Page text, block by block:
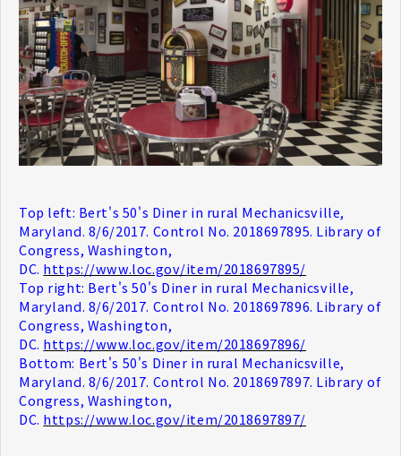
Top left: Bert's 50's Diner in rural Mechanicsville,
Maryland. 8/6/2017. Control No. 2018697895. Library of
Congress, Washington,
DC. https://www.loc.gov/item/2018697895/
Top right: Bert's 50's Diner in rural Mechanicsville,
Maryland. 8/6/2017. Control No. 2018697896. Library of
Congress, Washington,
DC. https://www.loc.gov/item/2018697896/
Bottom: Bert's 50's Diner in rural Mechanicsville,
Maryland. 8/6/2017. Control No. 2018697897. Library of
Congress, Washington,
DC. https://www.loc.gov/item/2018697897/